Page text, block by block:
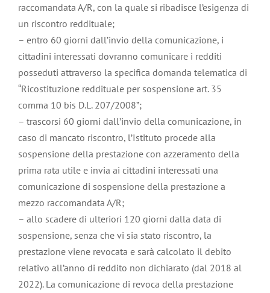
raccomandata A/R, con la quale si ribadisce l’esigenza di
un riscontro reddituale;
– entro 60 giorni dall’invio della comunicazione, i
cittadini interessati dovranno comunicare i redditi
posseduti attraverso la specifica domanda telematica di
“Ricostituzione reddituale per sospensione art. 35
comma 10 bis D.L. 207/2008”;
– trascorsi 60 giorni dall’invio della comunicazione, in
caso di mancato riscontro, l’Istituto procede alla
sospensione della prestazione con azzeramento della
prima rata utile e invia ai cittadini interessati una
comunicazione di sospensione della prestazione a
mezzo raccomandata A/R;
– allo scadere di ulteriori 120 giorni dalla data di
sospensione, senza che vi sia stato riscontro, la
prestazione viene revocata e sarà calcolato il debito
relativo all’anno di reddito non dichiarato (dal 2018 al
2022). La comunicazione di revoca della prestazione